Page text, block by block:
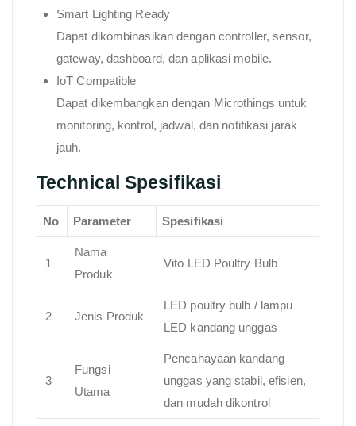
Smart Lighting Ready
Dapat dikombinasikan dengan controller, sensor,
gateway, dashboard, dan aplikasi mobile.
IoT Compatible
Dapat dikembangkan dengan Microthings untuk
monitoring, kontrol, jadwal, dan notifikasi jarak
jauh.
Technical Spesifikasi
No Parameter Spesifikasi
1
Nama
Produk
Vito LED Poultry Bulb
2 Jenis Produk
LED poultry bulb / lampu
LED kandang unggas
3
Fungsi
Utama
Pencahayaan kandang
unggas yang stabil, efisien,
dan mudah dikontrol